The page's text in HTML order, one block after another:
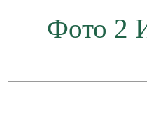
Фото 2